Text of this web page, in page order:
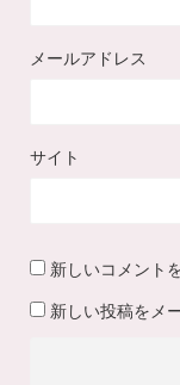
メールアドレス
サイト
新しいコメント
新しい投稿をメ